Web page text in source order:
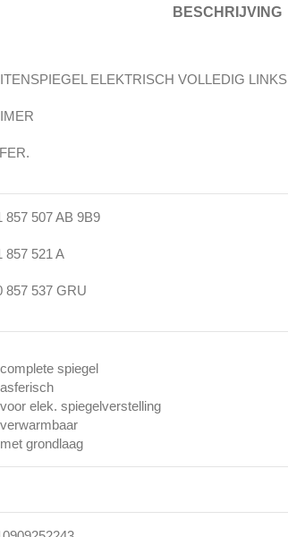
BESCHRIJVING
ELEKTRISCH VOLLEDIG LINKS
857 507 AB 9B9
857 521 A
857 537 GRU
complete spiegel
asferisch
voor elek. spiegelverstelling
verwarmbaar
met grondlaag